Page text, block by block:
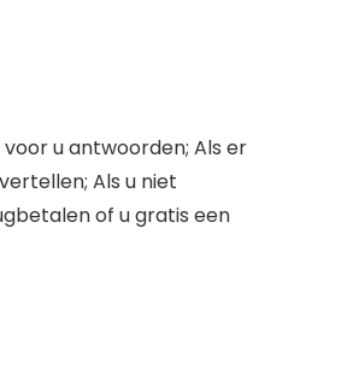
u antwoorden; Als er
Als u niet
of u gratis een